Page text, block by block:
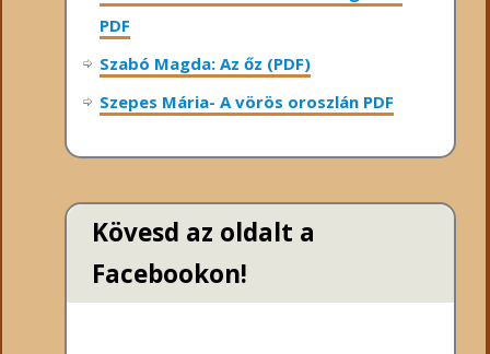
PDF
Szabó Magda: Az őz (PDF)
Szepes Mária- A vörös oroszlán PDF
Kövesd az oldalt a
Facebookon!